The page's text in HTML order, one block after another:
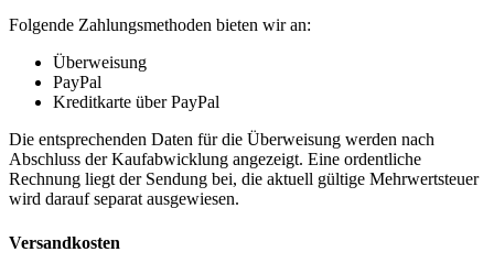
Folgende Zahlungsmethoden bieten wir an:
Überweisung
PayPal
Kreditkarte über PayPal
Die entsprechenden Daten für die Überweisung werden nach
Abschluss der Kaufabwicklung angezeigt. Eine ordentliche
Rechnung liegt der Sendung bei, die aktuell gültige Mehrwertsteuer
wird darauf separat ausgewiesen.
Versandkosten